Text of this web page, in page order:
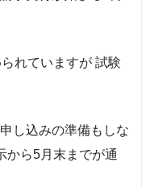
れていますが 試験
し込みの準備もしな
から5月末までが通